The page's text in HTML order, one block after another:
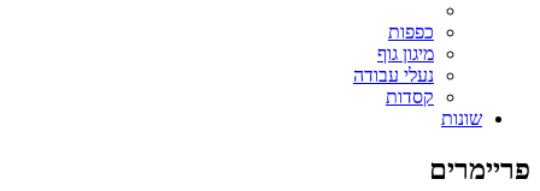
כפפות
מיגון גוף
נעלי עבודה
קסדות
שונות
פריימרים